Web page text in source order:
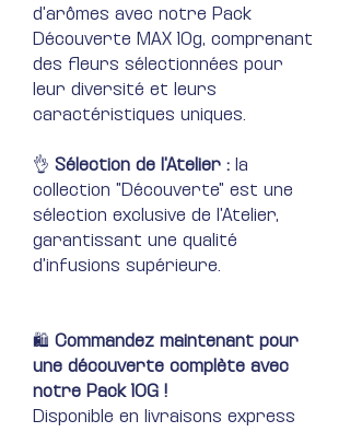
d'arômes avec notre Pack
Découverte MAX 10g, comprenant
des fleurs sélectionnées pour
leur diversité et leurs
caractéristiques uniques.
👌 Sélection de l'Atelier : la
collection "Découverte" est une
sélection exclusive de l'Atelier,
garantissant une qualité
d'infusions supérieure.
🛍️ Commandez maintenant pour
une découverte complète avec
notre Pack 10G !
Disponible en livraisons express